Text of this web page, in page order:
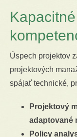
Úspech projektov
projektových
spájať technické,
Projektový
adaptované
Policy